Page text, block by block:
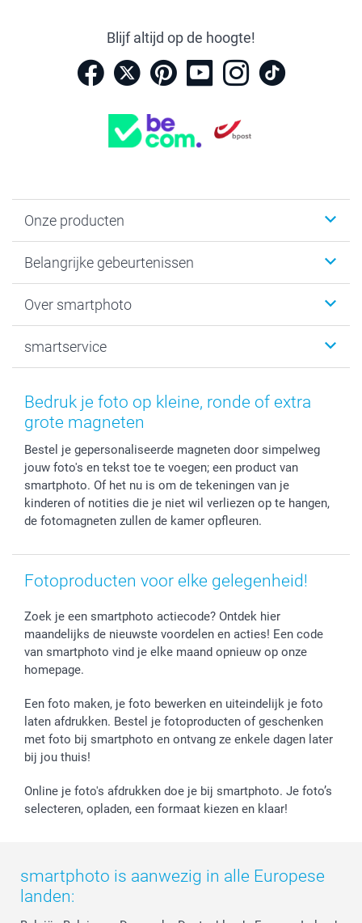
Blijf altijd op de hoogte!
Onze producten
Fotogeschenken
Fotoprints, Fotoposter & Fotoalbum met fotoprints
MyNameBook
Stickers en Etiketten
Fotokaders, Decoratie en Snoepjes
Belangrijke gebeurtenissen
Baby
Communie- en Lentefeest
Geschenken voor hem
Afstuderen
Vaderdag
Verjaardag
Geboorte
Over smartphoto
Duurzaamheid
Voorwaarden
Herroepingsrecht
Wettelijke garantie
Privacybeleid
Cookiebeleid
Prijslijst
smartservice
smartgarantie
smartbonus
Grote bestellingen
Levering
Mijn orderstatus
smartfriends
Bedruk je foto op kleine, ronde of extra
grote magneten
Bestel je gepersonaliseerde magneten door simpelweg
jouw foto's en tekst toe te voegen; een product van
smartphoto. Of het nu is om de tekeningen van je
kinderen of notities die je niet wil verliezen op te hangen,
de fotomagneten zullen de kamer opfleuren.
Fotoproducten voor elke gelegenheid!
Zoek je een smartphoto actiecode? Ontdek hier
maandelijks de nieuwste voordelen en acties! Een code
van smartphoto vind je elke maand opnieuw op onze
homepage.
Een foto maken, je foto bewerken en uiteindelijk je foto
laten afdrukken. Bestel je fotoproducten of geschenken
met foto bij smartphoto en ontvang ze enkele dagen later
bij jou thuis!
Online je foto's afdrukken doe je bij smartphoto. Je foto’s
selecteren, opladen, een formaat kiezen en klaar!
smartphoto is aanwezig in alle Europese
landen: